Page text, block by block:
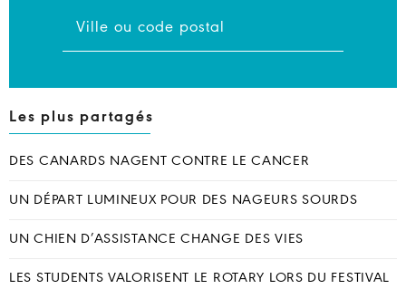
Les plus partagés
DES CANARDS NAGENT CONTRE LE CANCER
UN DÉPART LUMINEUX POUR DES NAGEURS SOURDS
UN CHIEN D’ASSISTANCE CHANGE DES VIES
LES STUDENTS VALORISENT LE ROTARY LORS DU FESTIVAL